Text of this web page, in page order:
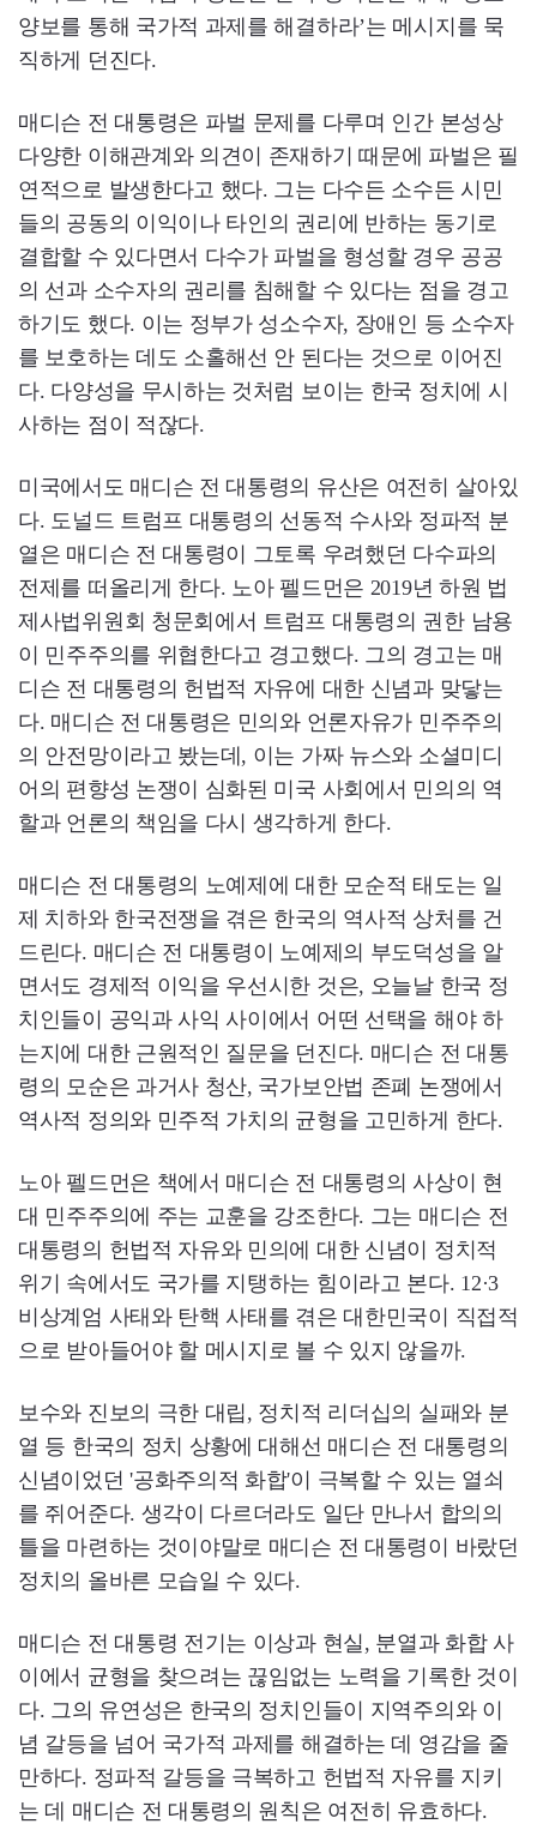
양보를 통해 국가적 과제를 해결하라’는 메시지를 묵
직하게 던진다.
매디슨 전 대통령은 파벌 문제를 다루며 인간 본성상
다양한 이해관계와 의견이 존재하기 때문에 파벌은 필
연적으로 발생한다고 했다. 그는 다수든 소수든 시민
들의 공동의 이익이나 타인의 권리에 반하는 동기로
결합할 수 있다면서 다수가 파벌을 형성할 경우 공공
의 선과 소수자의 권리를 침해할 수 있다는 점을 경고
하기도 했다. 이는 정부가 성소수자, 장애인 등 소수자
를 보호하는 데도 소홀해선 안 된다는 것으로 이어진
다. 다양성을 무시하는 것처럼 보이는 한국 정치에 시
사하는 점이 적잖다.
미국에서도 매디슨 전 대통령의 유산은 여전히 살아있
다. 도널드 트럼프 대통령의 선동적 수사와 정파적 분
열은 매디슨 전 대통령이 그토록 우려했던 다수파의
전제를 떠올리게 한다. 노아 펠드먼은 2019년 하원 법
제사법위원회 청문회에서 트럼프 대통령의 권한 남용
이 민주주의를 위협한다고 경고했다. 그의 경고는 매
디슨 전 대통령의 헌법적 자유에 대한 신념과 맞닿는
다. 매디슨 전 대통령은 민의와 언론자유가 민주주의
의 안전망이라고 봤는데, 이는 가짜 뉴스와 소셜미디
어의 편향성 논쟁이 심화된 미국 사회에서 민의의 역
할과 언론의 책임을 다시 생각하게 한다.
매디슨 전 대통령의 노예제에 대한 모순적 태도는 일
제 치하와 한국전쟁을 겪은 한국의 역사적 상처를 건
드린다. 매디슨 전 대통령이 노예제의 부도덕성을 알
면서도 경제적 이익을 우선시한 것은, 오늘날 한국 정
치인들이 공익과 사익 사이에서 어떤 선택을 해야 하
는지에 대한 근원적인 질문을 던진다. 매디슨 전 대통
령의 모순은 과거사 청산, 국가보안법 존폐 논쟁에서
역사적 정의와 민주적 가치의 균형을 고민하게 한다.
노아 펠드먼은 책에서 매디슨 전 대통령의 사상이 현
대 민주주의에 주는 교훈을 강조한다. 그는 매디슨 전
대통령의 헌법적 자유와 민의에 대한 신념이 정치적
위기 속에서도 국가를 지탱하는 힘이라고 본다. 12·3
비상계엄 사태와 탄핵 사태를 겪은 대한민국이 직접적
으로 받아들어야 할 메시지로 볼 수 있지 않을까.
보수와 진보의 극한 대립, 정치적 리더십의 실패와 분
열 등 한국의 정치 상황에 대해선 매디슨 전 대통령의
신념이었던 '공화주의적 화합'이 극복할 수 있는 열쇠
를 쥐어준다. 생각이 다르더라도 일단 만나서 합의의
틀을 마련하는 것이야말로 매디슨 전 대통령이 바랐던
정치의 올바른 모습일 수 있다.
매디슨 전 대통령 전기는 이상과 현실, 분열과 화합 사
이에서 균형을 찾으려는 끊임없는 노력을 기록한 것이
다. 그의 유연성은 한국의 정치인들이 지역주의와 이
념 갈등을 넘어 국가적 과제를 해결하는 데 영감을 줄
만하다. 정파적 갈등을 극복하고 헌법적 자유를 지키
는 데 매디슨 전 대통령의 원칙은 여전히 유효하다.